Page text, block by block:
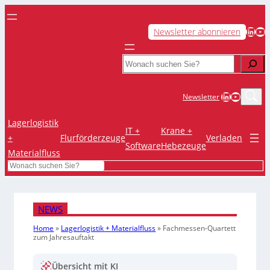
Newsletter abonnieren LinkedIn YouTube
Search
NewsletterLinkedIn
Lagerlogistik
+
Materialfluss
Flurförderzeuge
IT +
Software
Krane +
Hebezeuge
Verladen
Search
NEWS
Home » Lagerlogistik + Materialfluss» Fachmessen-Quartett
zum Jahresauftakt
Übersicht mit KI